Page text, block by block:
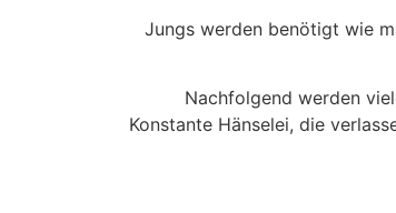
Jungs werden benötigt wie
Nachfolgend werden
Konstante Hänselei, die